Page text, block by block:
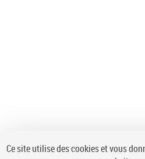
Ce site utilise des cookies et vous